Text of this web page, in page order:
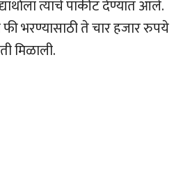
त्याचे पाकीट देण्यात आले.
फी भरण्यासाठी ते चार हजार रुपये
मिळाली.